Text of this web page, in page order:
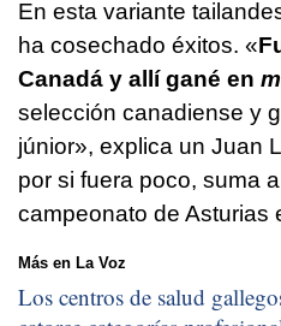
En esta variante
ha cosechado éxitos. «
Canadá y allí gané en
selección canadiense y
júnior», explica un Juan
por si fuera poco, suma
campeonato de Asturias
Más en La Voz
Los centros de salud